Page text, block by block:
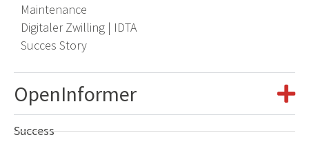
Maintenance
Digitaler Zwilling | IDTA​
Succes Story
OpenInformer
Success